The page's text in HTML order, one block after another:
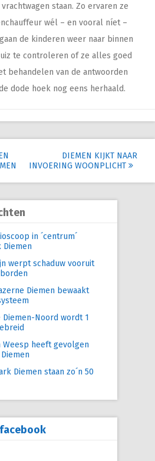
staan. Zo ervaren ze
wél – en vooral níet –
de kinderen weer naar binnen
te controleren of ze alles goed
behandelen van de antwoorden
dode hoek nog eens herhaald.
DIEMEN KIJKT NAAR
INVOERING WOONPLICHT
in ´centrum´
Diemen
werpt schaduw vooruit
Diemen bewaakt
Diemen-Noord wordt 1
Weesp heeft gevolgen
Diemen staan zo´n 50